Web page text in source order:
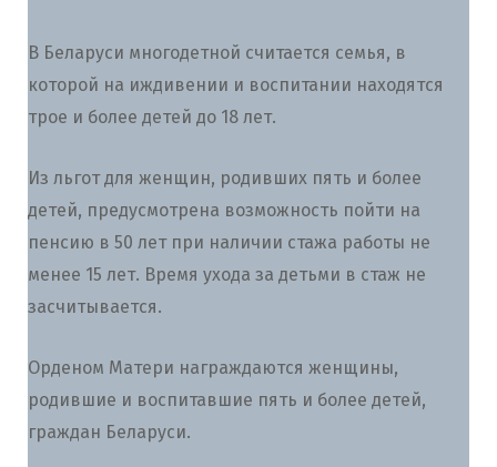
В Беларуси многодетной считается семья, в
которой на иждивении и воспитании находятся
трое и более детей до 18 лет.
Из льгот для женщин, родивших пять и более
детей, предусмотрена возможность пойти на
пенсию в 50 лет при наличии стажа работы не
менее 15 лет. Время ухода за детьми в стаж не
засчитывается.
Орденом Матери награждаются женщины,
родившие и воспитавшие пять и более детей,
граждан Беларуси.